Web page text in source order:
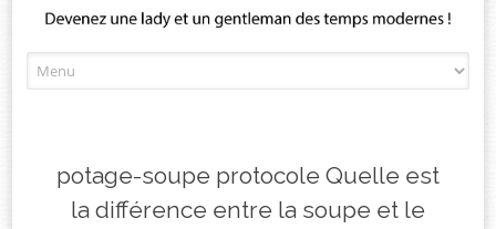
to
potage-soupe protocole Quelle est
la différence entre la soupe et le